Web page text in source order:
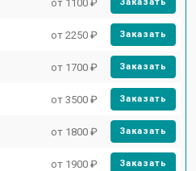
от 1100 ₽
от 2250 ₽ Заказать
от 1700 ₽ Заказать
от 3500 ₽ Заказать
от 1800 ₽ Заказать
от 1900 ₽ Заказать